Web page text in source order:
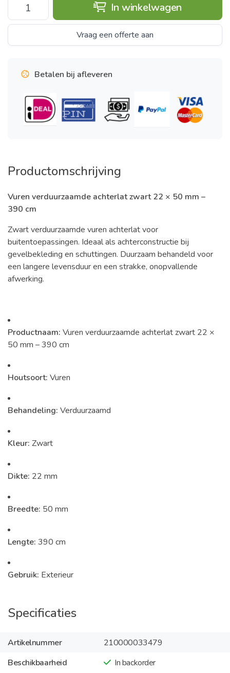
In winkelwagen
Vraag een offerte aan
Betalen bij afleveren
Productomschrijving
Vuren verduurzaamde achterlat zwart 22 × 50 mm –
390 cm
Zwart verduurzaamde vuren achterlat voor
buitentoepassingen. Ideaal als achterconstructie bij
gevelbekleding en schuttingen. Duurzaam behandeld voor
een langere levensduur en een strakke, onopvallende
afwerking.
Productnaam: Vuren verduurzaamde achterlat zwart 22 ×
50 mm – 390 cm
Houtsoort: Vuren
Behandeling: Verduurzaamd
Kleur: Zwart
Dikte: 22 mm
Breedte: 50 mm
Lengte: 390 cm
Gebruik: Exterieur
Specificaties
Artikelnummer
210000033479
Beschikbaarheid
In backorder